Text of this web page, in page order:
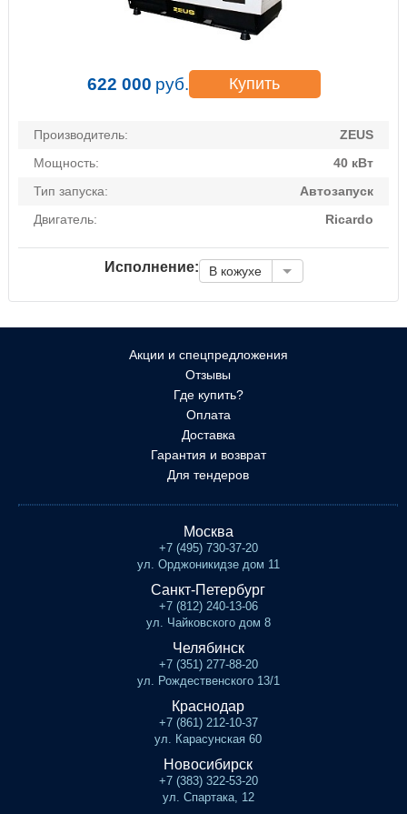
622 000 руб. Купить
Производитель:
ZEUS
Мощность:
40 кВт
Тип запуска:
Автозапуск
Двигатель:
Ricardo
Исполнение: В кожухе
Акции и спецпредложения
Отзывы
Где купить?
Оплата
Доставка
Гарантия и возврат
Для тендеров
Москва
+7 (495) 730-37-20
ул. Орджоникидзе дом 11
Санкт-Петербург
+7 (812) 240-13-06
ул. Чайковского дом 8
Челябинск
+7 (351) 277-88-20
ул. Рождественского 13/1
Краснодар
+7 (861) 212-10-37
ул. Карасунская 60
Новосибирск
+7 (383) 322-53-20
ул. Спартака, 12